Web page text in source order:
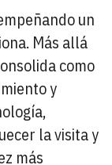
un
Más allá
como
y
la visita y
más